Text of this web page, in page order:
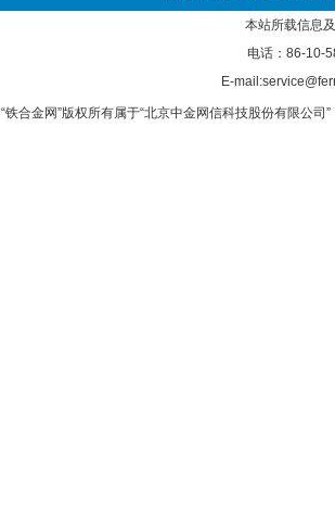
本站所载信息
电话：86-10-
E-
“铁合金网”版权所有属于“北京中金网信科技股份有限公司